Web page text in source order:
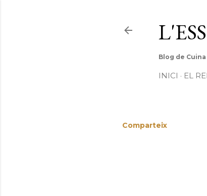
Blog de
INICI EL
Comparteix